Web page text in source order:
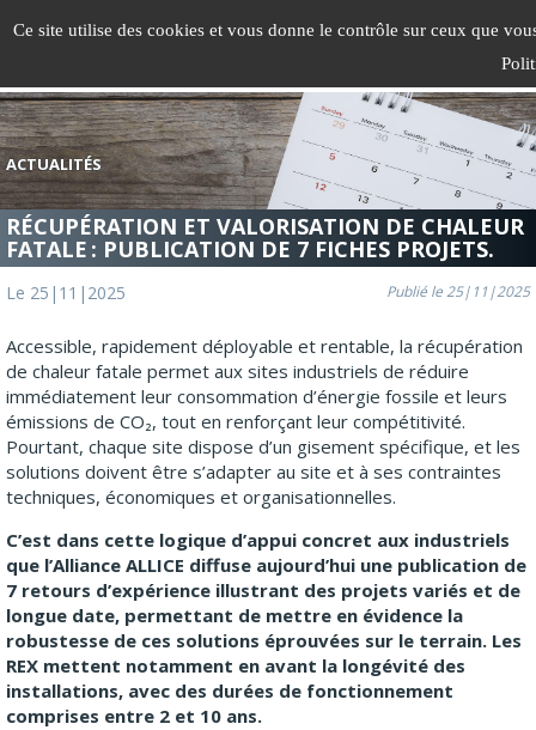
ACTUALITÉS
RÉCUPÉRATION ET VALORISATION DE CHALEUR
FATALE : PUBLICATION DE 7 FICHES PROJETS.
Le 25|11|2025 Publié le 25|11|2025
Accessible, rapidement déployable et rentable, la récupération
de chaleur fatale permet aux sites industriels de réduire
immédiatement leur consommation d’énergie fossile et leurs
émissions de CO₂, tout en renforçant leur compétitivité.
Pourtant, chaque site dispose d’un gisement spécifique, et les
solutions doivent être s’adapter au site et à ses contraintes
techniques, économiques et organisationnelles.
C’est dans cette logique d’appui concret aux industriels
que l’Alliance ALLICE diffuse aujourd’hui une publication de
7 retours d’expérience illustrant des projets variés et de
longue date, permettant de mettre en évidence la
robustesse de ces solutions éprouvées sur le terrain. Les
REX mettent notamment en avant la longévité des
installations, avec des durées de fonctionnement
comprises entre 2 et 10 ans.
Ce site utilise des cookies et vous donne le contrôle sur ceux que